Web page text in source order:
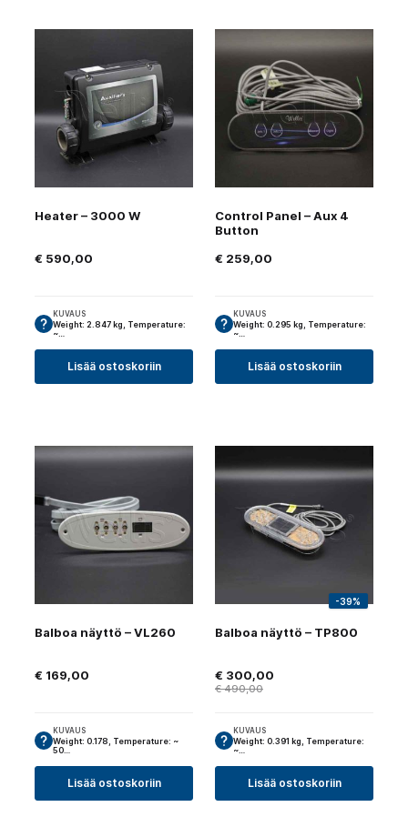
Heater – 3000 W
€ 590,00
KUVAUS
Weight: 2.847 kg, Temperature:
~…
Lisää ostoskoriin
Control Panel – Aux 4
Button
€ 259,00
KUVAUS
Weight: 0.295 kg, Temperature:
~…
Lisää ostoskoriin
Balboa näyttö – VL260
€ 169,00
KUVAUS
Weight: 0.178, Temperature: ~
50…
Lisää ostoskoriin
-39%
Balboa näyttö – TP800
€490,00
€ 300,00
KUVAUS
Weight: 0.391 kg, Temperature:
~…
Lisää ostoskoriin